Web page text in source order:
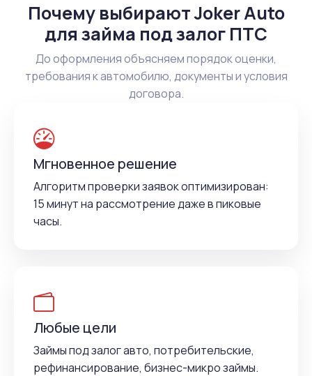
Почему выбирают Joker Auto
для займа под залог ПТС
До оформления объясняем порядок оценки,
требования к автомобилю, документы и условия
договора.
Мгновенное решение
Алгоритм проверки заявок оптимизирован:
15 минут на рассмотрение даже в пиковые
часы.
Любые цели
Займы под залог авто, потребительские,
рефинансирование, бизнес-микро займы.